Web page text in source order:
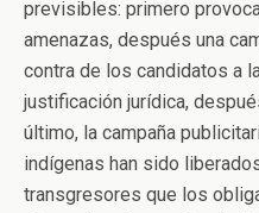
previsibles: primero
amenazas, después una
contra de los candidatos a
justificación jurídica,
último, la campaña
indígenas han sido
transgresores que los